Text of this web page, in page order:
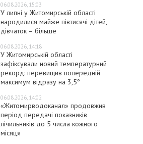
06.08.2026, 15:03
У липні у Житомирській області
народилися майже півтисячі дітей,
дівчаток – більше
06.08.2026, 14:18
У Житомирській області
зафіксували новий температурний
рекорд: перевищив попередній
максимум відразу на 3,5°
06.08.2026, 14:02
«Житомирводоканал» продовжив
період передачі показників
лічильників до 5 числа кожного
місяця